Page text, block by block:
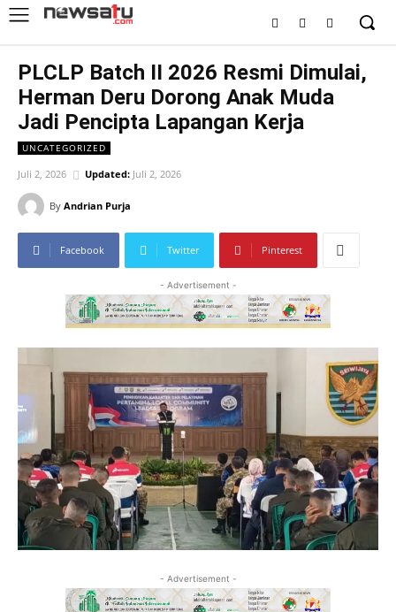
PLCLP Batch II 2026 Resmi Dimulai,
Herman Deru Dorong Anak Muda
Jadi Pencipta Lapangan Kerja
UNCATEGORIZED
Juli 2, 2026 Updated: Juli 2, 2026
By Andrian Purja
Facebook Twitter Pinterest
- Advertisement -
- Advertisement -